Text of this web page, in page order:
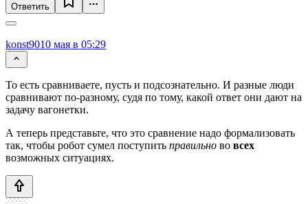
Ответить
konst9010 мая в 05:29
То есть сравниваете, пусть и подсознательно. И разные люди
сравнивают по-разному, судя по тому, какой ответ они дают на
задачу вагонетки.
А теперь представьте, что это сравнение надо формализовать
так, чтобы робот сумел поступить правильно во всех
возможных ситуациях.